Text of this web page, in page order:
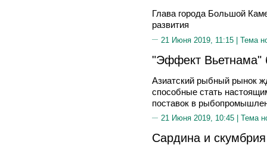
Глава города Большой
развития
21 Июня 2019, 11:15 | Тема
"Эффект Вьетнама"
Азиатский рыбный рынок
способные стать
поставок в
21 Июня 2019, 10:45 | Тема
Сардина и